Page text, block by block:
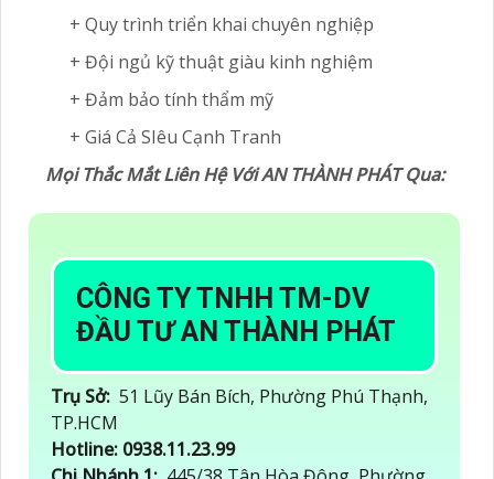
+ Quy trình triển khai chuyên nghiệp
+ Đội ngủ kỹ thuật giàu kinh nghiệm
+ Đảm bảo tính thẩm mỹ
+ Giá Cả SIêu Cạnh Tranh
Mọi Thắc Mắt Liên Hệ Với AN THÀNH PHÁT Qua:
CÔNG TY TNHH TM-DV
ĐẦU TƯ AN THÀNH PHÁT
Trụ Sở: 51 Lũy Bán Bích, Phường Phú Thạnh,
TP.HCM
Hotline: 0938.11.23.99